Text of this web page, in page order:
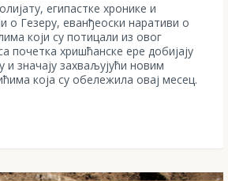
египастке хронике и
о Гезеру, еванђеоски наративи о
који су потицали из овог
почетка хришћанске ере добијају
и значају захваљујући новим
која су обележила овај месец.